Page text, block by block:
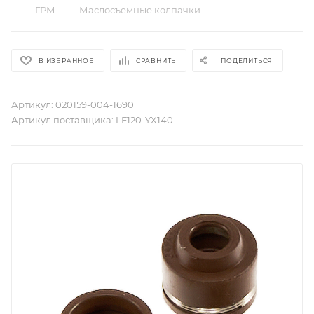
— ГРМ — Маслосъемные колпачки
В ИЗБРАННОЕ СРАВНИТЬ ПОДЕЛИТЬСЯ
Артикул: 020159-004-1690
Артикул поставщика: LF120-YX140